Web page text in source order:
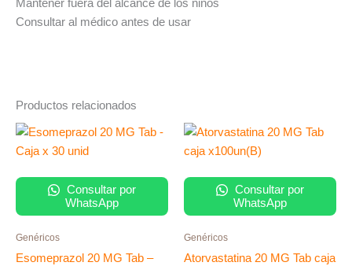
Mantener fuera del alcance de los niños
Consultar al médico antes de usar
Productos relacionados
Consultar por
WhatsApp
Genéricos
Esomeprazol 20 MG Tab –
Consultar por
WhatsApp
Genéricos
Atorvastatina 20 MG Tab caja